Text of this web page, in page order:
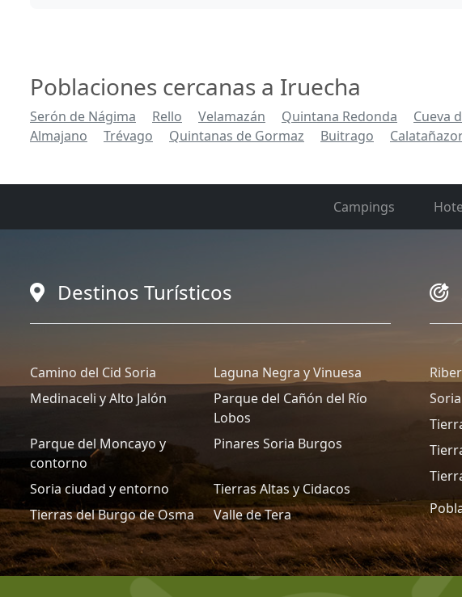
Poblaciones cercanas a Iruecha
Serón de Nágima Rello Velamazán Quintana Redonda Cueva
Almajano
Trévago Quintanas de Gormaz Buitrago
Campings
Destinos Turísticos
Camino del Cid Soria
Laguna Negra y Vinuesa
Medinaceli y Alto Jalón
Parque del Cañón del Río
Lobos
Parque del Moncayo y
contorno
Pinares Soria Burgos
Soria ciudad y entorno
Tierras Altas y Cidacos
Tierras del Burgo de Osma
Valle de Tera